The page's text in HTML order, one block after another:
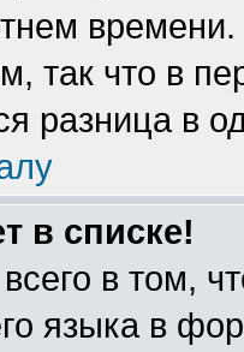
так что в
разница в
в списке!
в том,
языка в